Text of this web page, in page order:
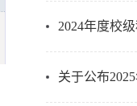
2024年度校
关于公布